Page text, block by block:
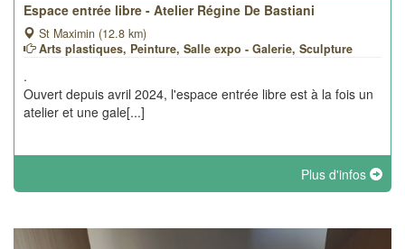
Espace entrée libre - Atelier Régine De Bastiani
St Maximin (12.8 km)
Arts plastiques, Peinture, Salle expo - Galerie, Sculpture
.
Ouvert depuis avril 2024, l'espace entrée libre est à la fois un
atelier et une gale[...]
Plus d'infos